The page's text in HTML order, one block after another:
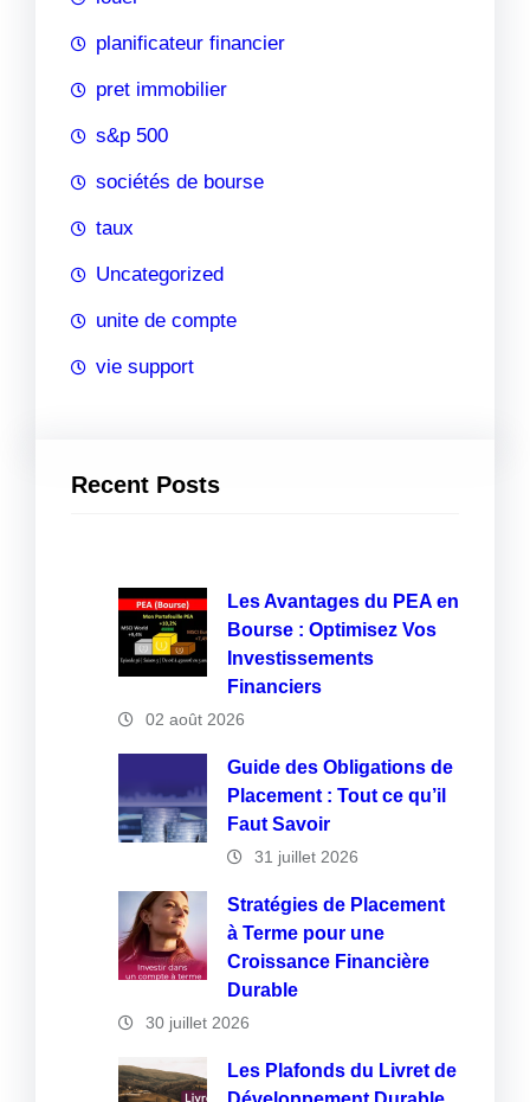
planificateur financier
pret immobilier
s&p 500
sociétés de bourse
taux
Uncategorized
unite de compte
vie support
Recent Posts
Les Avantages du PEA en
Bourse : Optimisez Vos
Investissements
Financiers
02 août 2026
Guide des Obligations de
Placement : Tout ce qu’il
Faut Savoir
31 juillet 2026
Stratégies de Placement
à Terme pour une
Croissance Financière
Durable
30 juillet 2026
Les Plafonds du Livret de